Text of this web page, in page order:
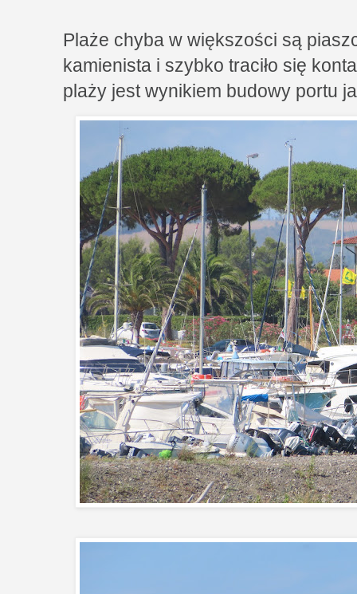
Plaże chyba w większości są
kamienista i szybko traciło się
plaży jest wynikiem budowy portu